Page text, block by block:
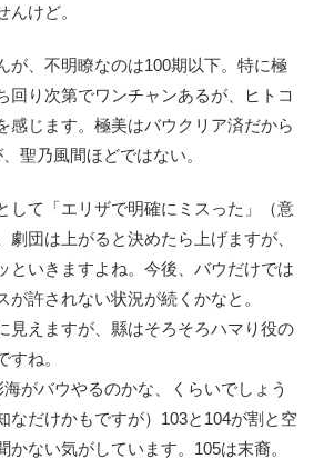
んけど。
が、不明瞭なのは100期以下。特に極
回り次第でワンチャンあるが、ヒトコ
感じます。極美はバウクリア済だから
聖乃風間ほどではない。
して「エリザで明確にミスった」（意
劇団は上がると決めたら上げますが、
といきますよね。今後、バウだけでは
が許されない状況が続くかなと。
見えますが、縣はそろそろハマり役の
ね。
がバウやるのかな、くらいでしょう
なだけかもですが）103と104が割と空
ない気がしています。105は末裔。